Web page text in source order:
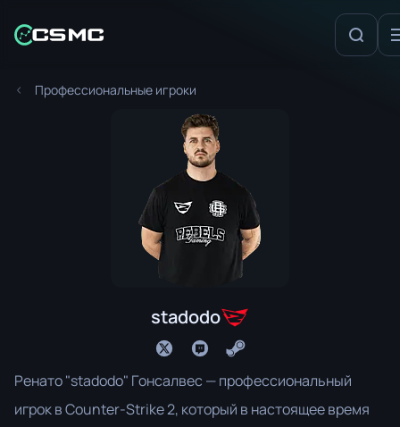
Профессиональные игроки
stadodo
Ренато "stadodo" Гонсалвес — профессиональный
игрок в Counter-Strike 2, который в настоящее время